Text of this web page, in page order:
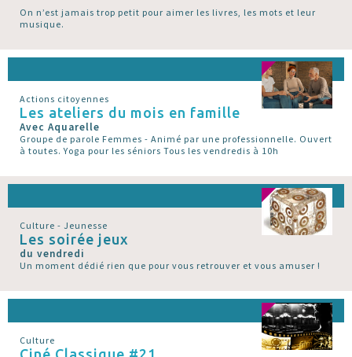
On n’est jamais trop petit pour aimer les livres, les mots et leur
musique.
Actions citoyennes
Les ateliers du mois en famille
Avec Aquarelle
Groupe de parole Femmes - Animé par une professionnelle. Ouvert
à toutes. Yoga pour les séniors Tous les vendredis à 10h
Culture - Jeunesse
Les soirée jeux
du vendredi
Un moment dédié rien que pour vous retrouver et vous amuser !
Culture
Ciné Classique #21